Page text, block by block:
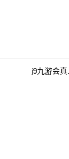
j9九游会